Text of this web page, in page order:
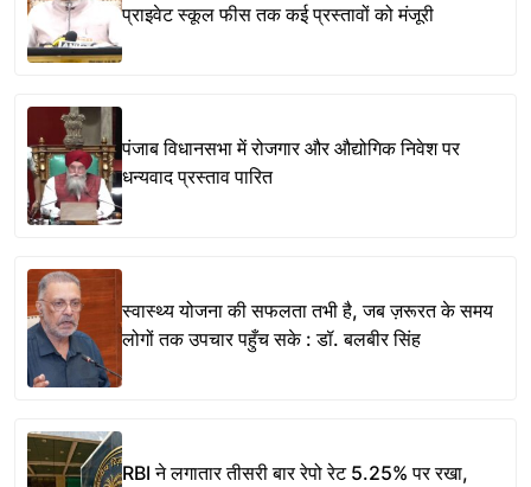
प्राइवेट स्कूल फीस तक कई प्रस्तावों को मंजूरी
पंजाब विधानसभा में रोजगार और औद्योगिक निवेश पर
धन्यवाद प्रस्ताव पारित
स्वास्थ्य योजना की सफलता तभी है, जब ज़रूरत के समय
लोगों तक उपचार पहुँच सके : डॉ. बलबीर सिंह
RBI ने लगातार तीसरी बार रेपो रेट 5.25% पर रखा,